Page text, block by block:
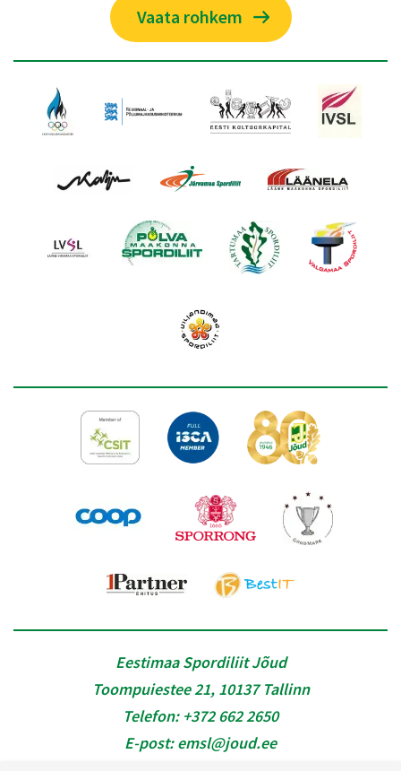
Vaata rohkem
Eestimaa Spordiliit Jõud
Toompuiestee 21, 10137 Tallinn
Telefon: +372 662 2650
E-post:emsl@joud.ee